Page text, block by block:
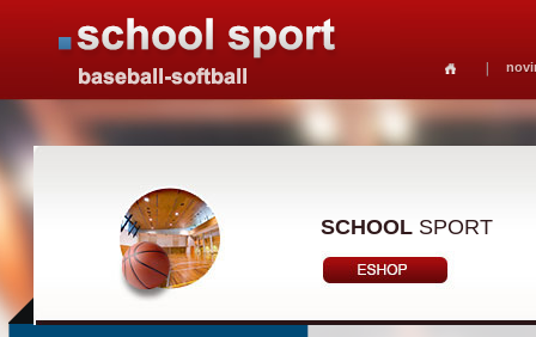
SCHOOL SPORT